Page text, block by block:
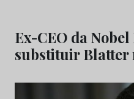
Ex-CEO da
substituir Blatter